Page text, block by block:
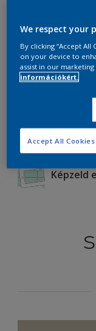
Képzeld
We respect your
By clicking “Accept
on your device to
assist in our marketing
információkért.
Accept All Cookies